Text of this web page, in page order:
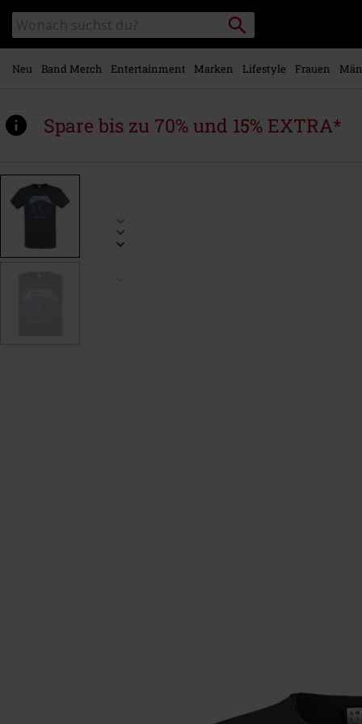
Hauptinhalt
springen
Katalog
durchsuchen
Packstation
suchen
Neu Band Merch Entertainment Marken Lifestyle Frauen
Spare bis zu 70% und 15% EXTRA*
www.emp.at/p/amplified-